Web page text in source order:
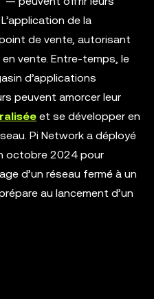
de la
de vente, autorisant
vente. Entre-temps, le
d’applications
peuvent amorcer leur
et se développer en
Pi Network a déployé
octobre 2024 pour
d’un réseau fermé à un
au lancement d’un